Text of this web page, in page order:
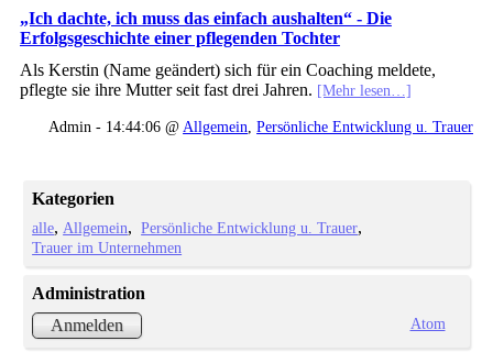
„Ich dachte, ich muss das einfach aushalten“ - Die
Erfolgsgeschichte einer pflegenden Tochter
Als Kerstin (Name geändert) sich für ein Coaching meldete,
pflegte sie ihre Mutter seit fast drei Jahren. [Mehr lesen…]
Admin - 14:44:06 @ Allgemein ,Persönliche Entwicklung u. Trauer
Kategorien
alle Allgemein
Persönliche Entwicklung u. Trauer
Trauer im Unternehmen
Administration
Anmelden
Atom